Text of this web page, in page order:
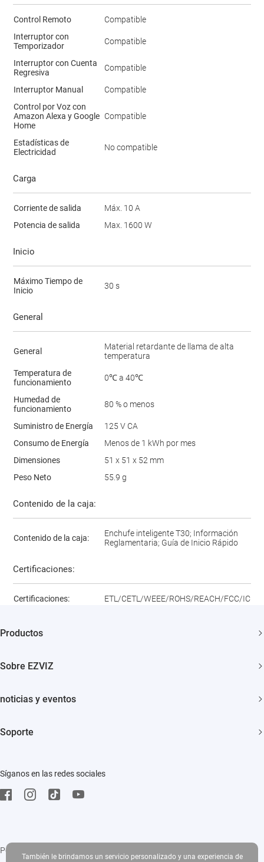
Control Remoto
Compatible
Interruptor con
Temporizador
Compatible
Interruptor con Cuenta
Regresiva
Compatible
Interruptor Manual
Compatible
Control por Voz con
Amazon Alexa y Google
Home
Compatible
Estadísticas de
Electricidad
No compatible
Carga
Corriente de salida
Máx. 10 A
Potencia de salida
Max. 1600 W
Inicio
Máximo Tiempo de
Inicio
30 s
General
General
Material retardante de llama de alta
temperatura
Temperatura de
funcionamiento
0℃ a 40℃
Humedad de
funcionamiento
80 % o menos
Suministro de Energía
125 V CA
Consumo de Energía
Menos de 1 kWh por mes
Dimensiones
51 x 51 x 52 mm
Peso Neto
55.9 g
Contenido de la caja:
Contenido de la caja:
Enchufe inteligente T30; Información
Reglamentaria; Guía de Inicio Rápido
Certificaciones:
Certificaciones: ETL/CETL/WEEE/ROHS/REACH/FCC/IC
Productos
Sobre EZVIZ
Cooperación
noticias y eventos
Soporte
Descargar
Síganos en las redes sociales
Política de privacidad
También le brindamos un servicio personalizado y una experiencia de